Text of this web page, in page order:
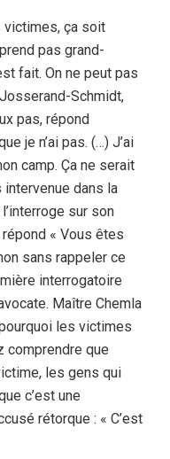
victimes, ça soit
pas grand-
fait. On ne peut pas
Schmidt,
pas, répond
je n’ai pas. (…) J’ai
camp. Ça ne serait
intervenue dans la
sur son
« Vous êtes
sans rappeler ce
interrogatoire
Maître Chemla
les victimes
comprendre que
les gens qui
c’est une
rétorque : « C’est